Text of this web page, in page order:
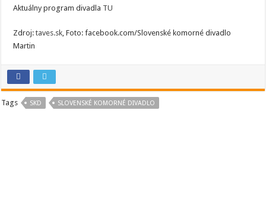
Aktuálny program divadla TU
Zdroj:taves.sk, Foto: facebook.com/Slovenské komorné divadlo
Martin
Tags SKD SLOVENSKÉ KOMORNÉ DIVADLO